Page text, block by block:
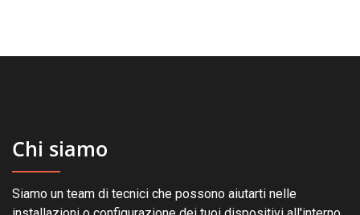
Chi siamo
Siamo un team di tecnici che possono aiutarti nelle